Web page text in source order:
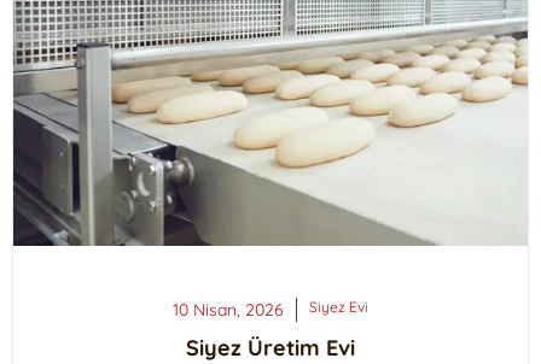
10 Nisan, 2026 Siyez Evi
Siyez Üretim Evi